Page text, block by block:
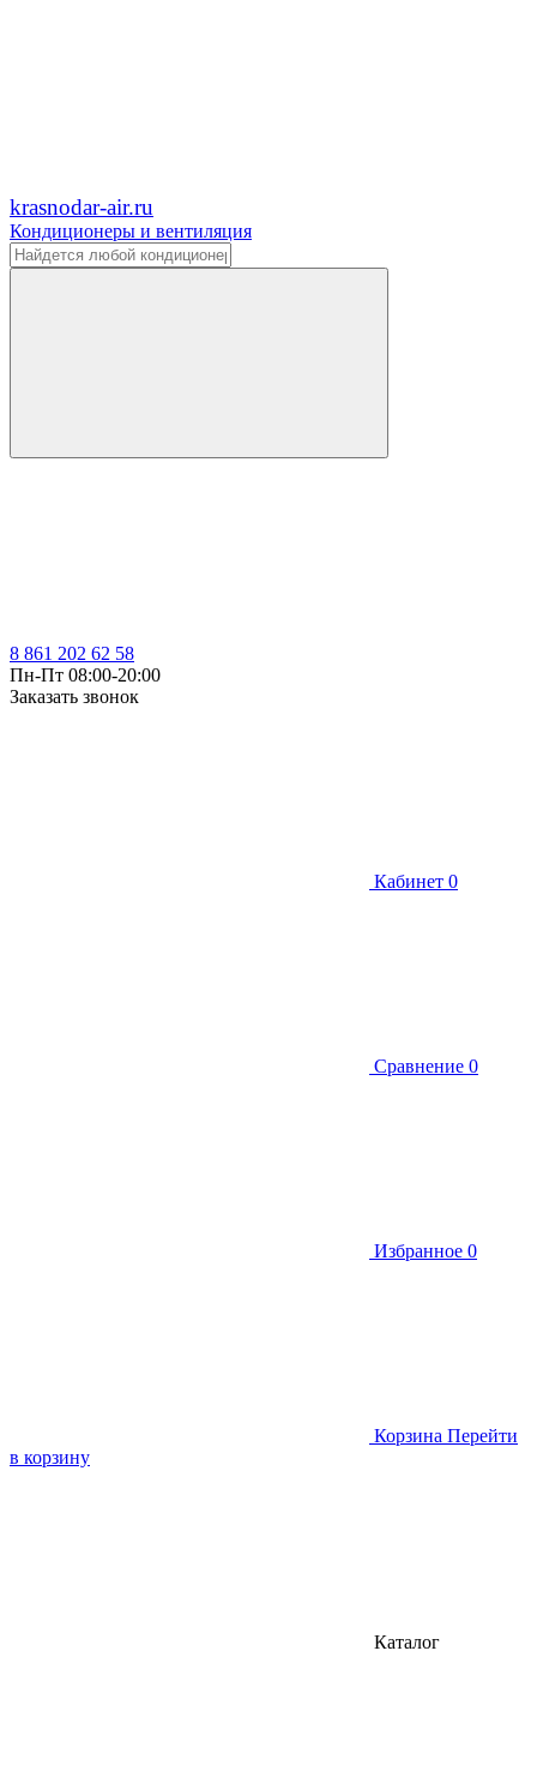
krasnodar-air.ru
Кондиционеры и вентиляция
8 861 202 62 58
Пн-Пт 08:00-20:00
Заказать звонок
Кабинет 0
Сравнение 0
Избранное 0
Корзина Перейти
в корзину
Каталог